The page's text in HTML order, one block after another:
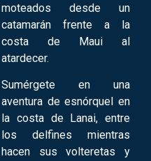
moteados desde un
catamarán frente a la
costa de Maui al
atardecer.
Sumérgete en una
aventura de esnórquel en
la costa de Lanai, entre
los delfines mientras
hacen sus volteretas y